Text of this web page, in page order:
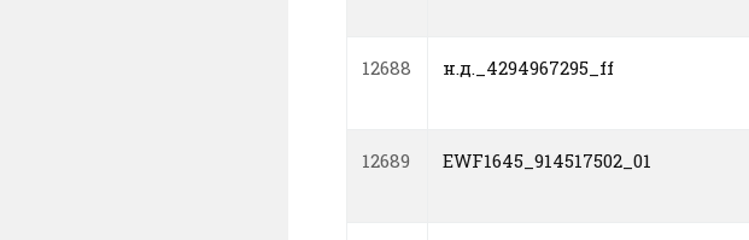
12688 н.д._4294967295_ff
12689 EWF1645_914517502_01